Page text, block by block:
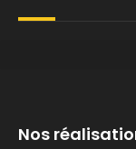
Nos